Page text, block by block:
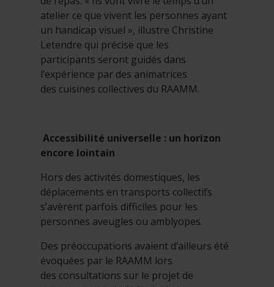
atelier ce que vivent les personnes ayant
un handicap visuel », illustre Christine
Letendre qui précise que les
participants seront guidés dans
l’expérience par des animatrices
des cuisines collectives du RAAMM.
Accessibilité universelle : un horizon
encore lointain
Hors des activités domestiques, les
déplacements en transports collectifs
s’avèrent parfois difficiles pour les
personnes aveugles ou amblyopes.
Des préoccupations avaient d’ailleurs été
évoquées par le RAAMM lors
des consultations sur le projet de